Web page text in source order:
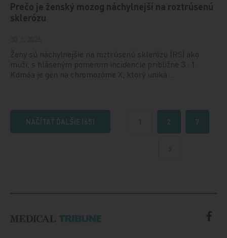
Prečo je ženský mozog náchylnejší na roztrúsenú
sklerózu
Ženy sú náchylnejšie na roztrúsenú sklerózu (RS) ako
muži, s hláseným pomerom incidencie približne 3 : 1.
Kdm6a je gén na chromozóme X, ktorý uniká…
NAČÍTAŤ ĎALŠIE (65) 1 2 7
Ďalšie